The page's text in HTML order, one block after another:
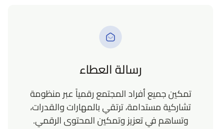
رسالة العطاء
تمكين جميع أفراد المجتمع رقمياً عبر منظومة
تشاركية مستدامة، ترتقي بالمهارات والقدرات،
وتساهم في تعزيز وتمكين المحتوى الرقمي.